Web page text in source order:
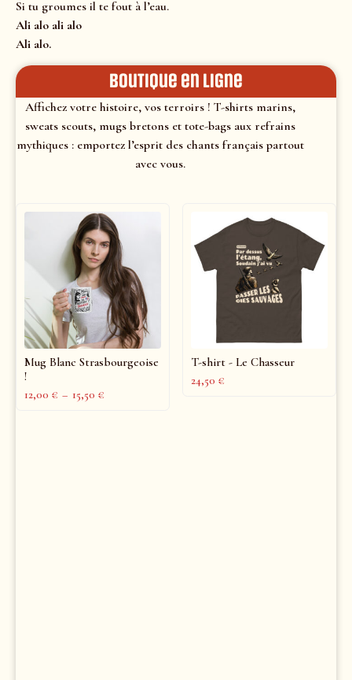
Si tu groumes il te fout à l’eau.
Ali alo ali alo
Ali alo.
Boutique en ligne
Affichez votre histoire, vos terroirs ! T-shirts marins,
sweats scouts, mugs bretons et tote-bags aux refrains
mythiques : emportez l’esprit des chants français partout
avec vous.
Mug Blanc Strasbourgeoise
!
12,00 € – 15,50 €
T-shirt - Le Chasseur
24,50 €